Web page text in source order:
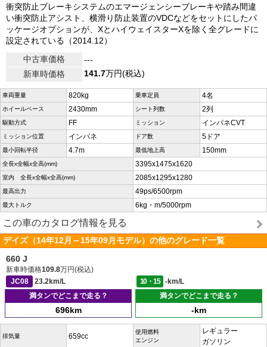
衝突防止ブレーキシステムのエマージェンシーブレーキや踏み間違
い衝突防止アシスト、横滑り防止装置のVDCなどをセットにしたパ
ッケージオプションが、XとハイウェイスターXを除く全グレードに
設定されている（2014.12）
中古車価格
---
新車時価格
141.7万円(税込)
車両重量 820kg 乗車定員 4名
ホイールベース 2430mm シート列数 2列
駆動方式 FF ミッション インパネCVT
ミッション位置 インパネ ドア数 5ドア
最小回転半径 4.7m 最低地上高 150mm
全長x全幅x全高(mm) 3395x1475x1620
室内 全長x全幅x全高(mm) 2085x1295x1280
最高出力 49ps/6500rpm
最大トルク 6kg・m/5000rpm
この車のカタログ情報を見る
デイズ（14年12月～15年09月モデル）の他のグレード一覧
660 J
新車時価格109.8万円(税込)
JC08
23.2km/L 10・15
-km/L
満タンでどこまで走る？
696km
満タンでどこまで走る？
-km
排気量 659cc
使用燃料
エンジン
レギュラー
ガソリン